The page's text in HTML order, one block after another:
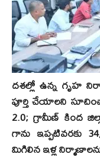
దశల్లో ఉన్న గృహ
పూర్తి చేయాలని
2.0; గ్రామీణ్ కింద
గాను ఇప్పటివరకు
మిగిలిన ఇళ్ల